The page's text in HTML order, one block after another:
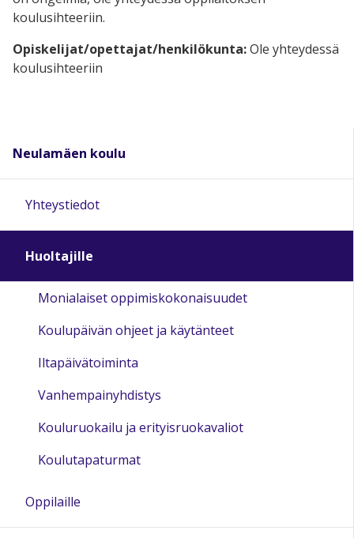
koulusihteeriin.
Opiskelijat/opettajat/henkilökunta:Ole yhteydessä
koulusihteeriin
Neulamäen koulu
Yhteystiedot
Huoltajille
Monialaiset oppimiskokonaisuudet
Koulupäivän ohjeet ja käytänteet
Iltapäivätoiminta
Vanhempainyhdistys
Kouluruokailu ja erityisruokavaliot
Koulutapaturmat
Oppilaille